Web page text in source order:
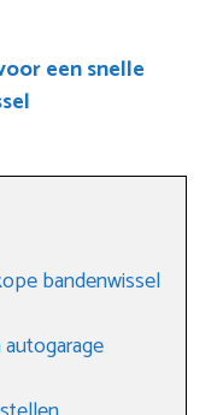
een snelle
bandenwissel